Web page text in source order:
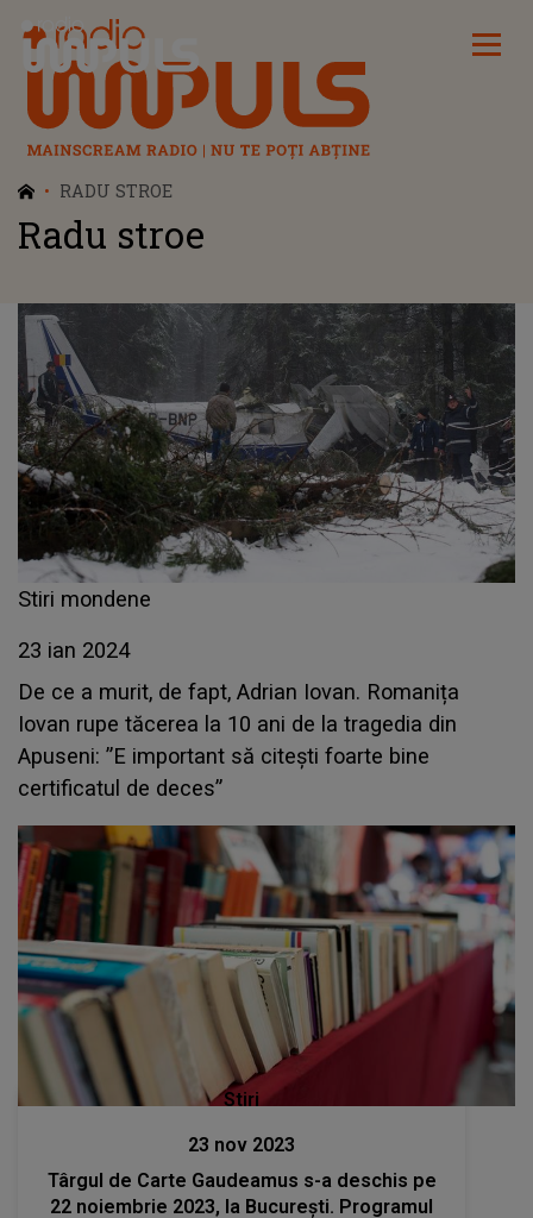
Radio Impuls
RADU STROE
Radu stroe
Stiri mondene
23 ian 2024
De ce a murit, de fapt, Adrian Iovan. Romanița
Iovan rupe tăcerea la 10 ani de la tragedia din
Apuseni: ”E important să citești foarte bine
certificatul de deces”
Stiri
23 nov 2023
Târgul de Carte Gaudeamus s-a deschis pe
22 noiembrie 2023, la București. Programul